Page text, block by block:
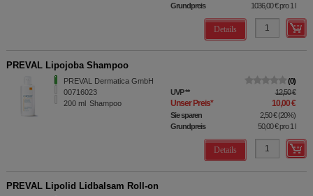
Grundpreis
1036,00 €pro 1 l
Details
PREVAL Lipojoba Shampoo
PREVAL Dermatica GmbH
00716023
200 ml Shampoo
0
UVP** 12,50 €
Unser Preis* 10,00 €
Sie sparen 2,50 €(20%)
Grundpreis
50,00 €pro 1 l
Details
PREVAL Lipolid Lidbalsam Roll-on